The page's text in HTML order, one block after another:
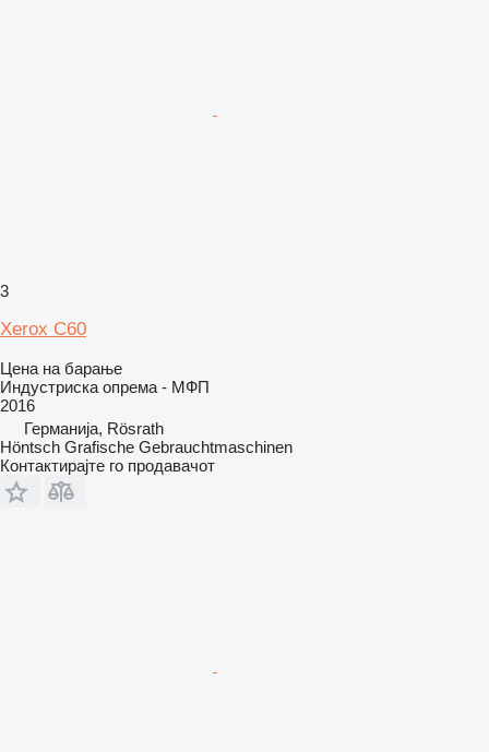
3
Xerox C60
Цена на барање
Индустриска опрема - МФП
2016
Германија, Rösrath
Höntsch Grafische Gebrauchtmaschinen
Контактирајте го продавачот